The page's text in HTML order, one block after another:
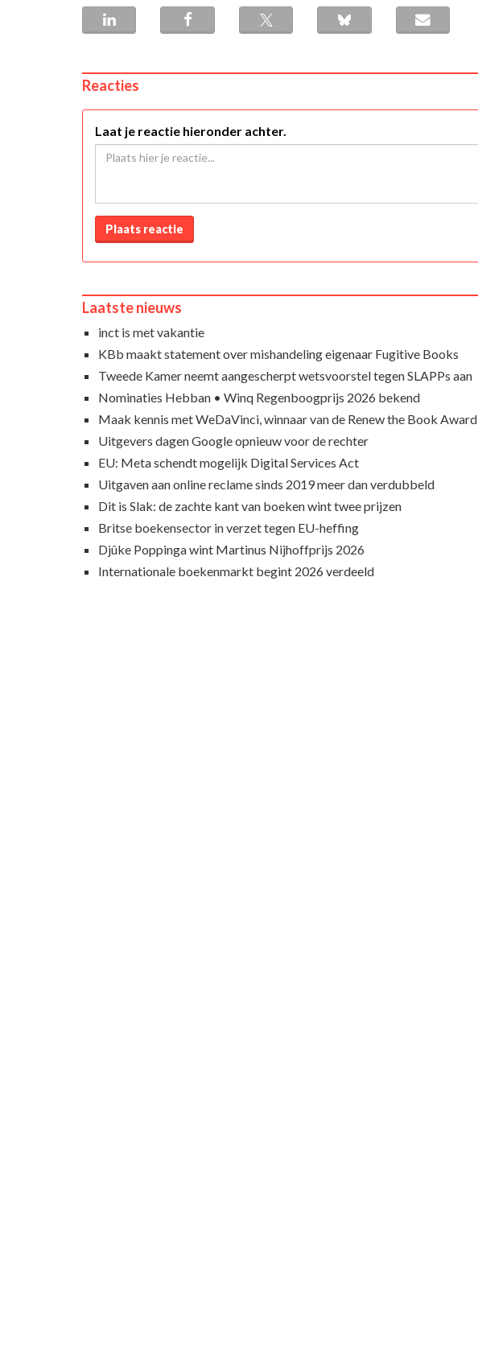
Reacties
Laat je reactie hieronder achter.
Plaats reactie
Laatste nieuws
inct is met vakantie
KBb maakt statement over mishandeling eigenaar Fugitive Books
Tweede Kamer neemt aangescherpt wetsvoorstel tegen SLAPPs aan
Nominaties Hebban • Winq Regenboogprijs 2026 bekend
Maak kennis met WeDaVinci, winnaar van de Renew the Book Award
Uitgevers dagen Google opnieuw voor de rechter
EU: Meta schendt mogelijk Digital Services Act
Uitgaven aan online reclame sinds 2019 meer dan verdubbeld
Dit is Slak: de zachte kant van boeken wint twee prijzen
Britse boekensector in verzet tegen EU-heffing
Djûke Poppinga wint Martinus Nijhoffprijs 2026
Internationale boekenmarkt begint 2026 verdeeld